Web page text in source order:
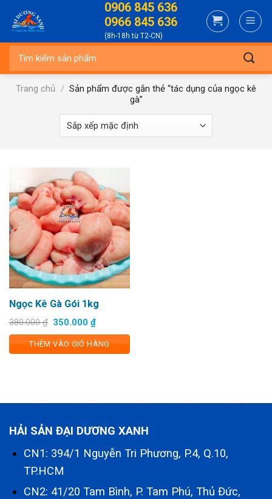
content
0906 845 636
0966 845 636
(8h-18h từ T2-CN)
Trang chủ / Sản phẩm được gắn thẻ “tác dụng của ngọc kê
gà”
Ngọc Kê Gà Gói 1kg
380.000₫ Giá
là:
380.000 ₫.
350.000₫Giá
tại
là:
350.000 ₫.
THÊM VÀO GIỎ HÀNG
HẢI SẢN ĐẠI DƯƠNG XANH
CN1: 394/1 Nguyễn Tri Phương, P.4, Q.10,
TP.HCM
CN2: 41/20 Tam Bình, P. Tam Phú, Thủ Đức,